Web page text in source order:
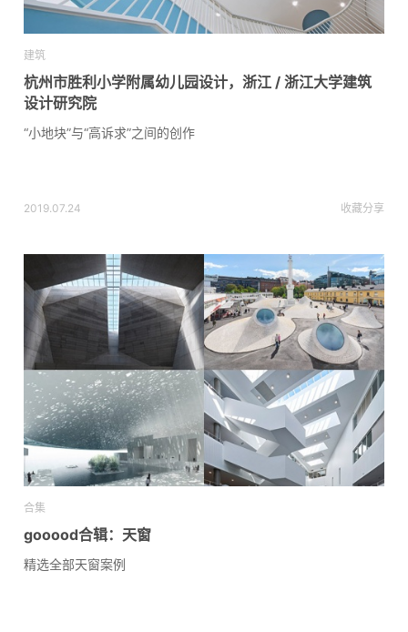
建筑
杭州市胜利小学附属幼儿园设计，浙江 / 浙江大学建筑
设计研究院
“小地块”与“高诉求”之间的创作
2019.07.24 收藏分享
合集
gooood合辑：天窗
精选全部天窗案例